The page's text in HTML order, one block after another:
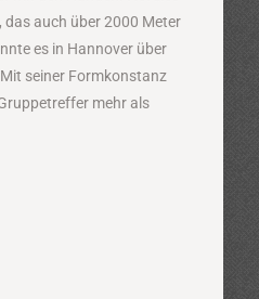
das auch über 2000 Meter
es in Hannover über
seiner Formkonstanz
mehr als